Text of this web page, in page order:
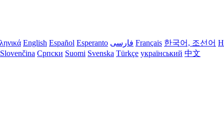
English Español Esperanto فارسی Français 한국어, 조선어
Slovenčina Српски Suomi Svenska Türkçe український 中文